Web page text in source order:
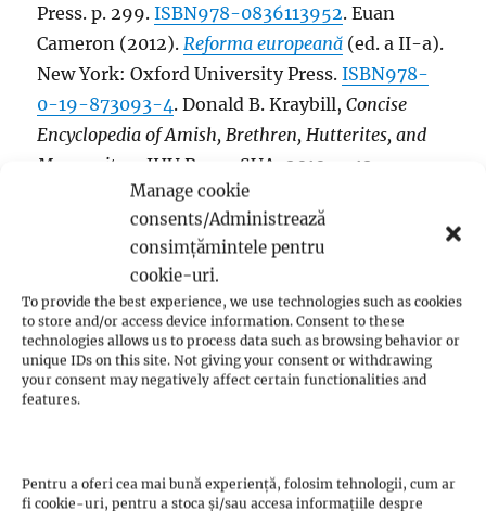
Manage cookie
consents/Administrează
consimțămintele pentru
cookie-uri.
To provide the best experience, we use technologies such as cookies
to store and/or access device information. Consent to these
technologies allows us to process data such as browsing behavior or
unique IDs on this site. Not giving your consent or withdrawing
your consent may negatively affect certain functionalities and
features.
Pentru a oferi cea mai bună experiență, folosim tehnologii, cum ar
fi cookie-uri, pentru a stoca și/sau accesa informațiile despre
Press. p. 299.ISBN978-0836113952. Euan
Cameron (2012). Reforma europeană (ed. a II-a).
New York: Oxford University Press.ISBN978-
0-19-873093-4. Donald B. Kraybill, Concise
Encyclopedia of Amish, Brethren, Hutterites, and
Mennonites
, JHU Press, SUA, 2010, p. 12
A History of Christian Thought
A History of Christian Thought
„De ce Bruderhof nu este un cult – de Bryan
Wilson | Cult și sectă | Religie și credință”
Scribd. Extras 2017-07-12 .„Eberhard Arnold:
Fondatorul Bruderhof”.
www.eberhardarnold.com. Accesat 2017-05-25 .
Hein, Gerhard.
Consultat la 19 aprilie 2014 .Gonzalez,O istorie